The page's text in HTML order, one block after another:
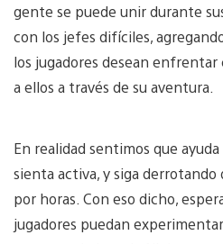
gente se puede unir durante
con los jefes difíciles,
los jugadores desean
a ellos a través de su aventura.
En realidad sentimos que
sienta activa, y siga
por horas. Con eso dicho,
jugadores puedan